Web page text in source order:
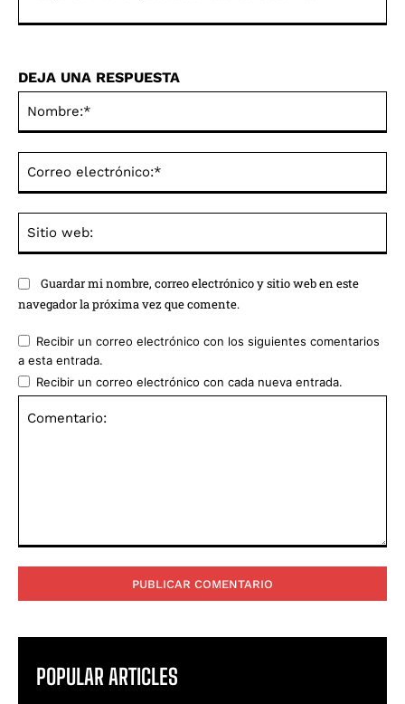
DEJA UNA RESPUESTA
Guardar mi nombre, correo electrónico y sitio web en este
navegador la próxima vez que comente.
Recibir un correo electrónico con los siguientes comentarios
a esta entrada.
Recibir un correo electrónico con cada nueva entrada.
POPULAR ARTICLES